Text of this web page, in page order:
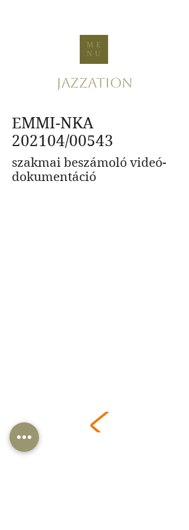
ME
NU
Jazzation
EMMI-NKA
202104/00543
szakmai beszámoló videó-
dokumentáció